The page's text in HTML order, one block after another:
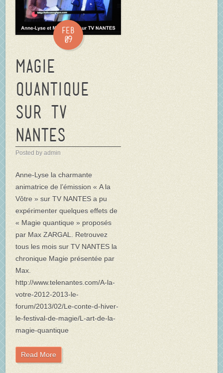
Feb
09
Magie
quantique
sur TV
NANTES
Posted by admin
Anne-Lyse la charmante
animatrice de l’émission « A la
Vôtre » sur TV NANTES a pu
expérimenter quelques effets de
« Magie quantique » proposés
par Max ZARGAL. Retrouvez
tous les mois sur TV NANTES la
chronique Magie présentée par
Max.
http://www.telenantes.com/A-la-
votre-2012-2013-le-
forum/2013/02/Le-conte-d-hiver-
le-festival-de-magie/L-art-de-la-
magie-quantique
Read More